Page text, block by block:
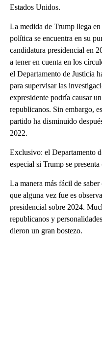
Estados Unidos.
La medida de Trump llega
política se encuentra en su
candidatura presidencial en
a tener en cuenta en los
el Departamento de Justicia
para supervisar las
expresidente podría causar
republicanos. Sin embargo,
partido ha disminuido
2022.
Exclusivo: el Departamento
especial si Trump se presenta
La manera más fácil de
que alguna vez fue es
presidencial sobre 2024.
republicanos y
dieron un gran bostezo.